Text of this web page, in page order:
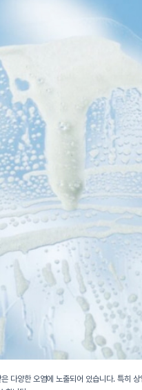
다양한 오염에 노출되어 있습니다. 특히